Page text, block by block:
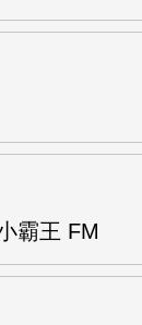
霸王 FM